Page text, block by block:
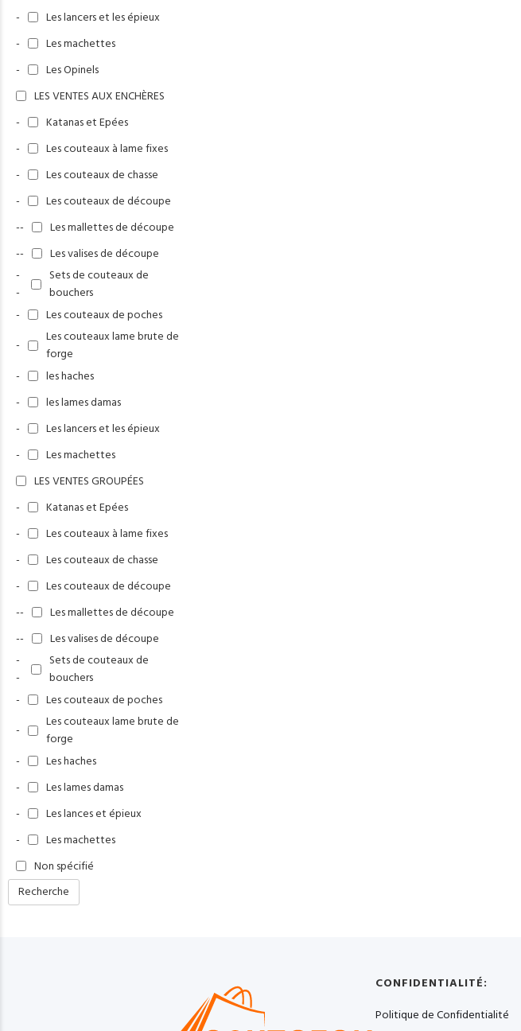
-
Les lancers et les épieux
-
Les machettes
-
Les Opinels
LES VENTES AUX ENCHÈRES
-
Katanas et Epées
-
Les couteaux à lame fixes
-
Les couteaux de chasse
-
Les couteaux de découpe
--
Les mallettes de découpe
--
Les valises de découpe
-
-
Sets de couteaux de
bouchers
-
Les couteaux de poches
-
Les couteaux lame brute de
forge
-
les haches
-
les lames damas
-
Les lancers et les épieux
-
Les machettes
LES VENTES GROUPÉES
-
Katanas et Epées
-
Les couteaux à lame fixes
-
Les couteaux de chasse
-
Les couteaux de découpe
--
Les mallettes de découpe
--
Les valises de découpe
-
-
Sets de couteaux de
bouchers
-
Les couteaux de poches
-
Les couteaux lame brute de
forge
-
Les haches
-
Les lames damas
-
Les lances et épieux
-
Les machettes
Non spécifié
Recherche
CONFIDENTIALITÉ:
Politique de Confidentialité